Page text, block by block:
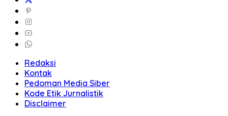
Redaksi
Kontak
Pedoman Media Siber
Kode Etik Jurnalistik
Disclaimer